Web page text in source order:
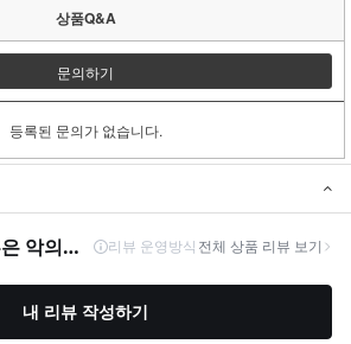
상품Q&A
문의하기
등록된 문의가 없습니다.